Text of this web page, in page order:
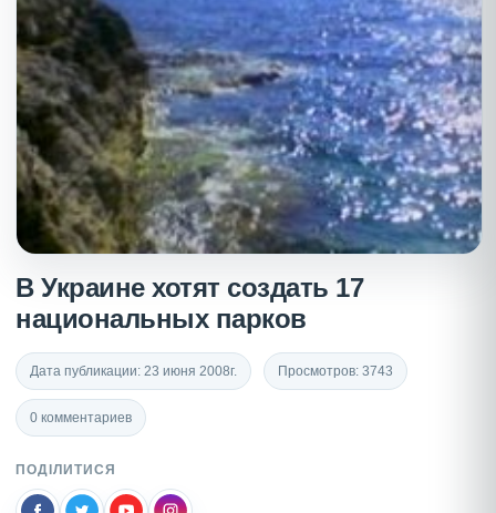
В Украине хотят создать 17
национальных парков
Дата публикации: 23 июня 2008г. Просмотров: 3743
0 комментариев
ПОДІЛИТИСЯ